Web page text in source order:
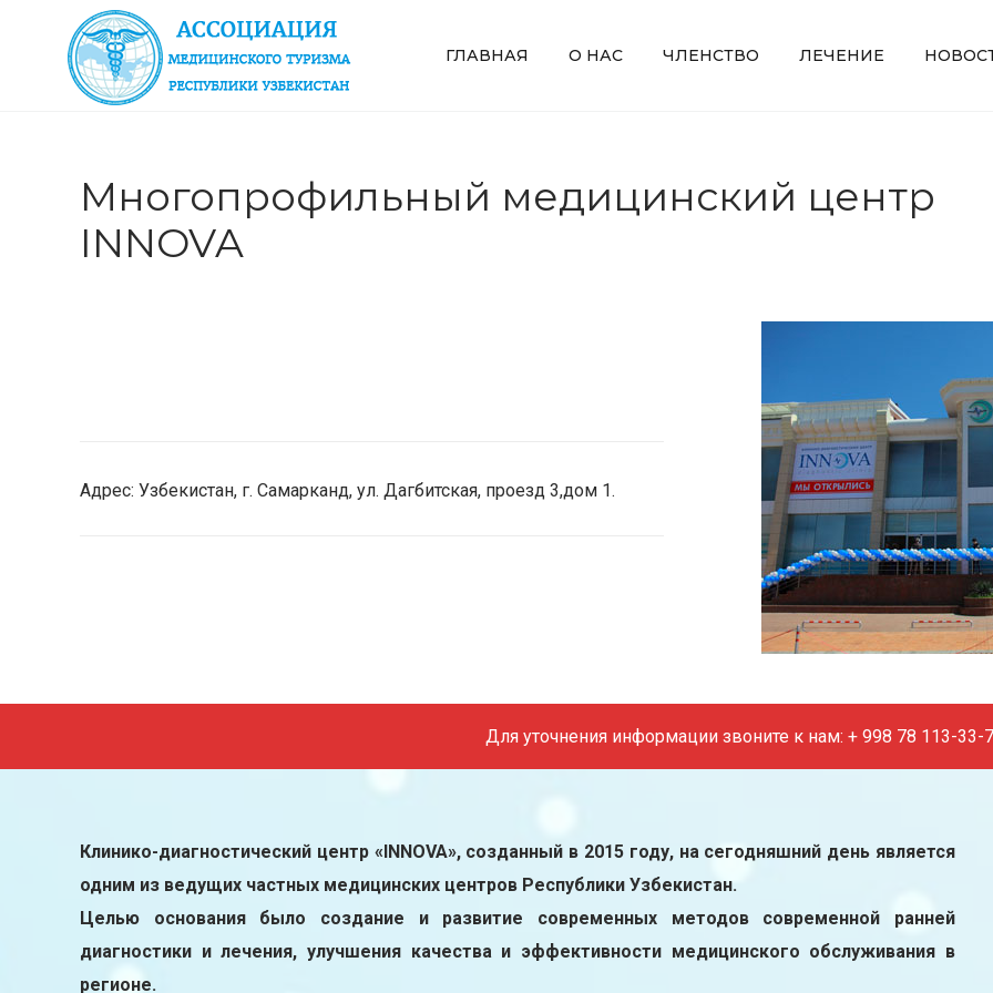
ГЛАВНАЯ О НАС ЧЛЕНСТВО ЛЕЧЕНИЕ
Многопрофильный медицинский центр
INNOVA
Адрес: Узбекистан, г. Самарканд, ул. Дагбитская, проезд 3,дом 1.
Для уточнения информации звоните к нам: + 998 78 113-33-
Клинико-диагностический центр «INNOVA», созданный в 2015 году, на сегодняшний день является
одним из ведущих частных медицинских центров Республики Узбекистан.
Целью основания было создание и развитие современных методов современной ранней
диагностики и лечения, улучшения качества и эффективности медицинского обслуживания в
регионе.